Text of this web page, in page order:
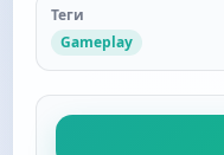
Теги
Gameplay